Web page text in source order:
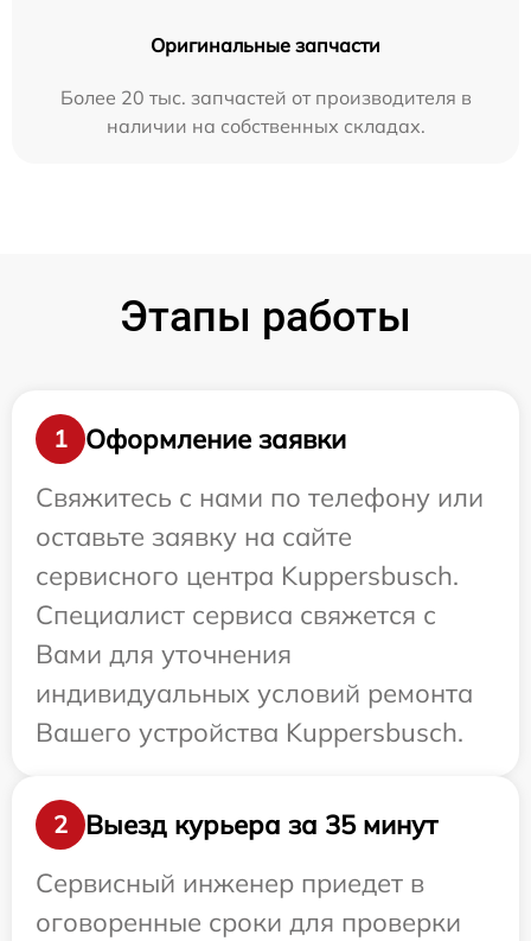
Оригинальные запчасти
Более 20 тыс. запчастей от производителя в
наличии на собственных складах.
Этапы работы
1
Оформление заявки
Свяжитесь с нами по телефону или
оставьте заявку на сайте
сервисного центра Kuppersbusch.
Специалист сервиса свяжется с
Вами для уточнения
индивидуальных условий ремонта
Вашего устройства Kuppersbusch.
2
Выезд курьера за 35 минут
Сервисный инженер приедет в
оговоренные сроки для проверки